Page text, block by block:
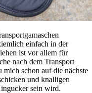
einfach in der
ist vor allem für
nach dem Transport
schon auf die nächste
und knalligen
sein wird.